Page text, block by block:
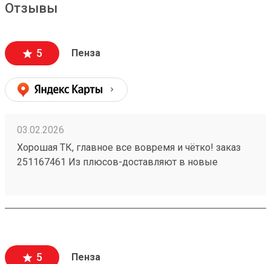
Отзывы
5 Пенза
03.02.2026
Хорошая ТК, главное все вовремя и чётко! заказ
251167461 Из плюсов-доставляют в новые
5 Пенза